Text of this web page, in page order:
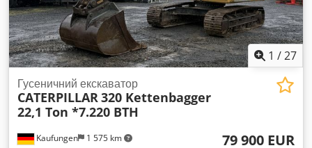
1 /27
Kaufungen 1 575 km
Гусеничний екскаватор
CATERPILLAR320 Kettenbagger
22,1 Ton *7.220 BTH
79 900 EUR